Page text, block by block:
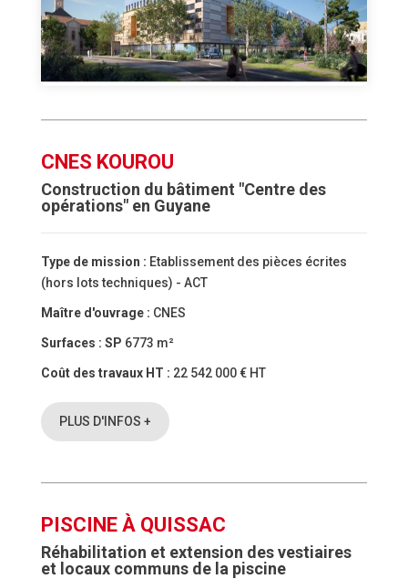
CNES KOUROU
Construction du bâtiment "Centre des
opérations" en Guyane
Type de mission : Etablissement des pièces écrites
(hors lots techniques) - ACT
Maître d'ouvrage : CNES
Surfaces : SP 6773 m²
Coût des travaux HT : 22 542 000 € HT
PLUS D'INFOS +
PISCINE À QUISSAC
Réhabilitation et extension des vestiaires
et locaux communs de la piscine